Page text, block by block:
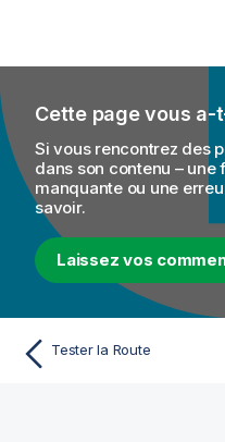
t
o
n
Cette page vous a-
Si vous rencontrez des
dans son contenu –
manquante ou une
savoir.
Laissez vos
Tester la Route